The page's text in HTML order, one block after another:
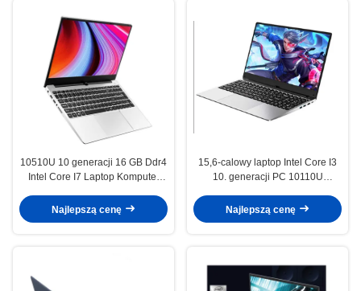
10510U 10 generacji 16 GB Ddr4
Intel Core I7 Laptop Komputer
16 GB pamięci RAM ssd 512 GB
Najlepszą cenę
15,6-calowy laptop Intel Core I3
10. generacji PC 10110U
metalową powłoką
Najlepszą cenę